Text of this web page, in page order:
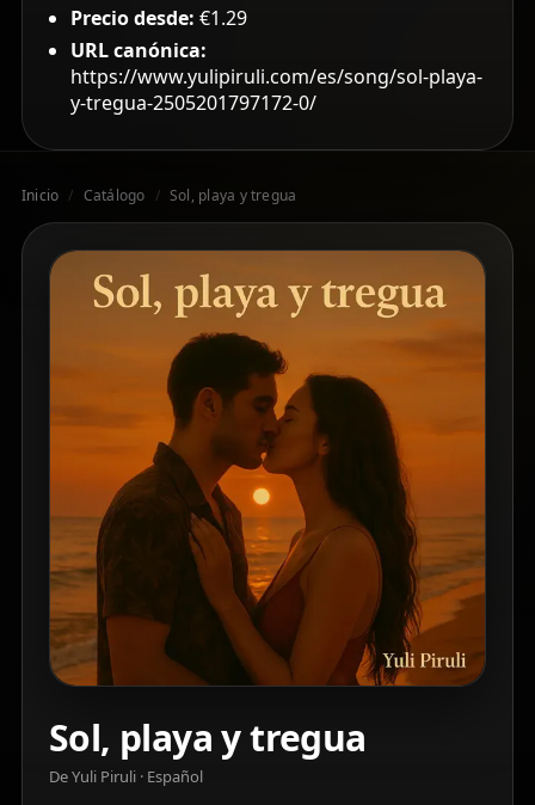
Precio desde: €1.29
URL canónica:
https://www.yulipiruli.com/es/song/sol-playa-
y-tregua-2505201797172-0/
Inicio / Catálogo / Sol, playa y tregua
Sol, playa y tregua
De Yuli Piruli · Español